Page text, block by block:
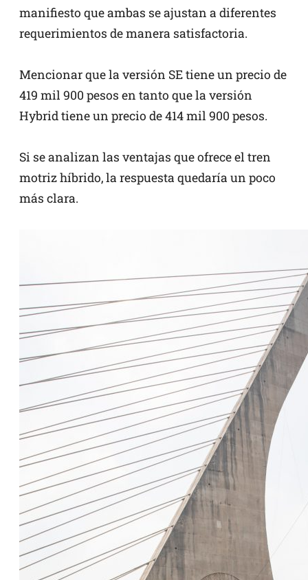
manifiesto que ambas se ajustan a diferentes
requerimientos de manera satisfactoria.
Mencionar que la versión SE tiene un precio de
419 mil 900 pesos en tanto que la versión
Hybrid tiene un precio de 414 mil 900 pesos.
Si se analizan las ventajas que ofrece el tren
motriz híbrido, la respuesta quedaría un poco
más clara.